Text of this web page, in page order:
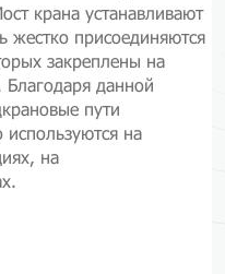
крана устанавливают
жестко присоединяются
закреплены на
данной
пути
на
на